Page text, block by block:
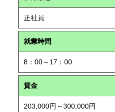
正社員
就業時間
8：00～17：00
賃金
203,000円～300,000円